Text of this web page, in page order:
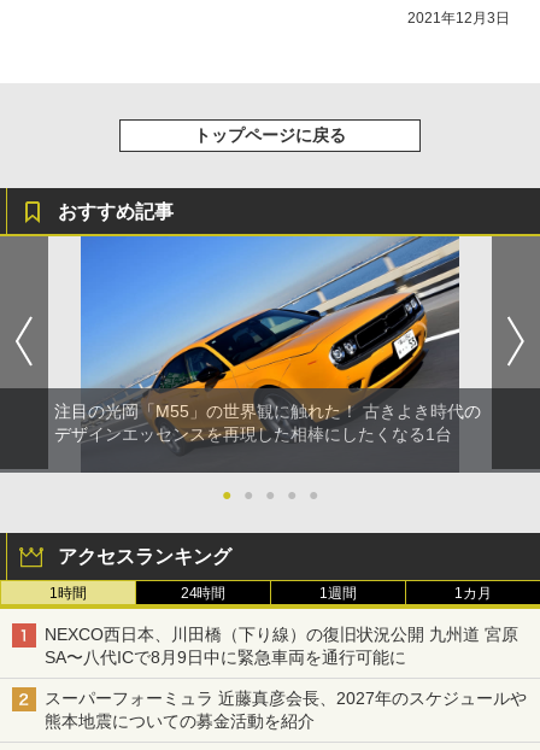
2021年12月3日
トップページに戻る
おすすめ記事
注目の光岡「M55」の世界観に触れた！ 古きよき時代の
デザインエッセンスを再現した相棒にしたくなる1台
● ● ● ● ●
アクセスランキング
1時間 24時間 1週間 1カ月
NEXCO西日本、川田橋（下り線）の復旧状況公開 九州道 宮原
SA〜八代ICで8月9日中に緊急車両を通行可能に
スーパーフォーミュラ 近藤真彦会長、2027年のスケジュールや
熊本地震についての募金活動を紹介